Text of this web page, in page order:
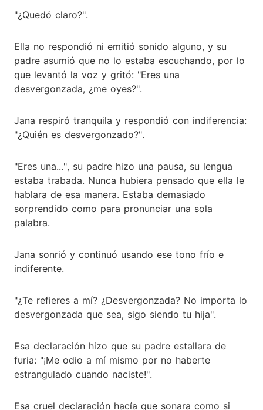
"¿Quedó claro?".
Ella no respondió ni emitió sonido alguno, y su
padre asumió que no lo estaba escuchando, por lo
que levantó la voz y gritó: "Eres una
desvergonzada, ¿me oyes?".
Jana respiró tranquila y respondió con indiferencia:
"¿Quién es desvergonzado?".
"Eres una...", su padre hizo una pausa, su lengua
estaba trabada. Nunca hubiera pensado que ella le
hablara de esa manera. Estaba demasiado
sorprendido como para pronunciar una sola
palabra.
Jana sonrió y continuó usando ese tono frío e
indiferente.
"¿Te refieres a mí? ¿Desvergonzada? No importa lo
desvergonzada que sea, sigo siendo tu hija".
Esa declaración hizo que su padre estallara de
furia: "¡Me odio a mí mismo por no haberte
estrangulado cuando naciste!".
Esa cruel declaración hacía que sonara como si